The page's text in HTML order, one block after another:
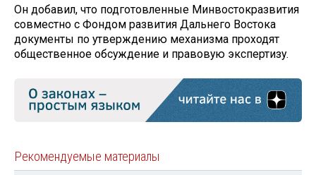
Он добавил, что подготовленные Минвостокразвития
совместно с Фондом развития Дальнего Востока
документы по утверждению механизма проходят
общественное обсуждение и правовую экспертизу.
Рекомендуемые материалы